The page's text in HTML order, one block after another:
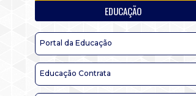
EDUCAÇÃO
Portal da Educação
Educação Contrata